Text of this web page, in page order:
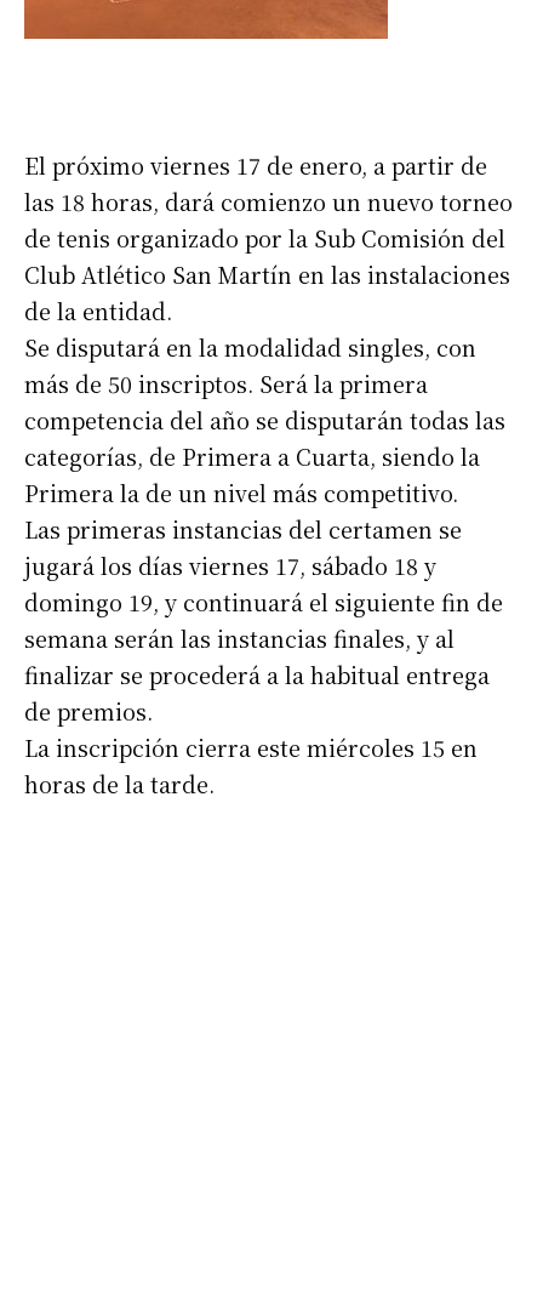
El próximo viernes 17 de enero, a partir de
las 18 horas, dará comienzo un nuevo torneo
de tenis organizado por la Sub Comisión del
Club Atlético San Martín en las instalaciones
de la entidad.
Se disputará en la modalidad singles, con
más de 50 inscriptos. Será la primera
competencia del año se disputarán todas las
categorías, de Primera a Cuarta, siendo la
Primera la de un nivel más competitivo.
Las primeras instancias del certamen se
jugará los días viernes 17, sábado 18 y
domingo 19, y continuará el siguiente fin de
semana serán las instancias finales, y al
finalizar se procederá a la habitual entrega
de premios.
La inscripción cierra este miércoles 15 en
horas de la tarde.